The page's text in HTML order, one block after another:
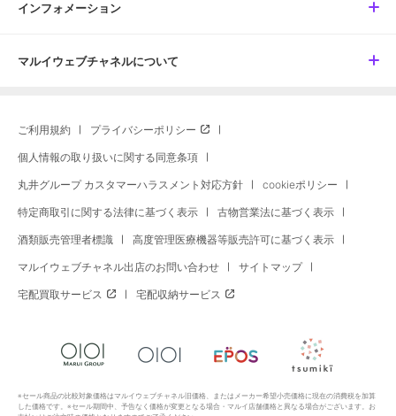
インフォメーション
マルイウェブチャネルについて
ご利用規約 プライバシーポリシー
個人情報の取り扱いに関する同意条項
丸井グループ カスタマーハラスメント対応方針 cookieポリシー
特定商取引に関する法律に基づく表示 古物営業法に基づく表示
酒類販売管理者標識 高度管理医療機器等販売許可に基づく表示
マルイウェブチャネル出店のお問い合わせ サイトマップ
宅配買取サービス 宅配収納サービス
※セール商品の比較対象価格はマルイウェブチャネル旧価格、またはメーカー希望小売価格に現在の消費税を加算
した価格です。※セール期間中、予告なく価格が変更となる場合・マルイ店舗価格と異なる場合がございます。お